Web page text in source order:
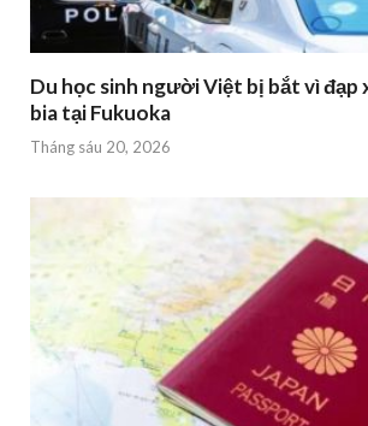
Du học sinh người Việt bị bắt vì đạp
bia tại Fukuoka
Tháng sáu 20, 2026